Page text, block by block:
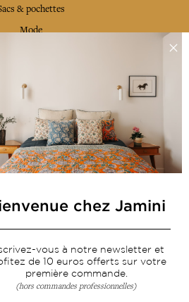
& pochettes
Mode
Livraison & retour
CGV
revendeur
communauté
raconté avec poésie et élégance
Inscrivez vous à notre newsletter
chez Jamini
vous à notre newsletter et
de 10 euros offerts sur votre
première commande.
(hors commandes professionnelles)